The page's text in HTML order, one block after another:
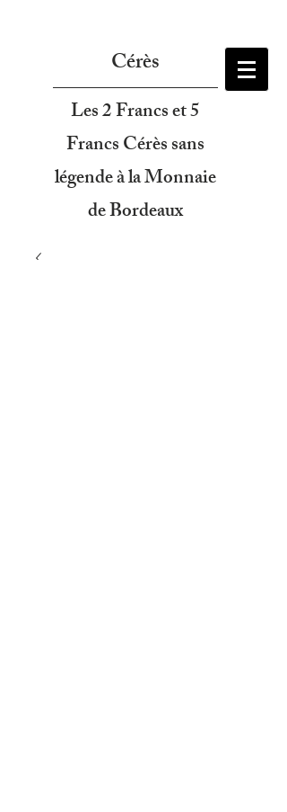
Cérès
Les 2 Francs et 5
Francs Cérès sans
légende à la Monnaie
de Bordeaux